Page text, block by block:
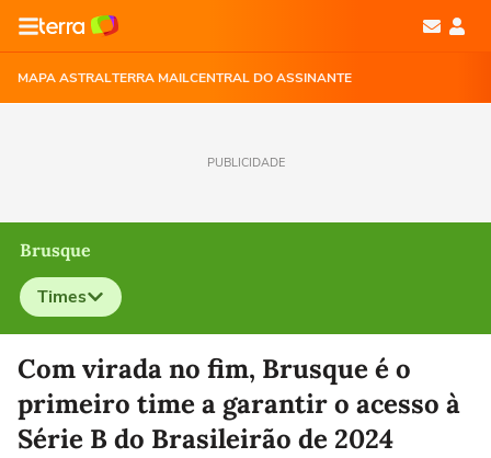
MAPA ASTRALTERRA MAILCENTRAL DO ASSINANTE
PUBLICIDADE
Brusque
Times
Selecione o time para ver as notícias
Com virada no fim, Brusque é o
primeiro time a garantir o acesso à
Série B do Brasileirão de 2024